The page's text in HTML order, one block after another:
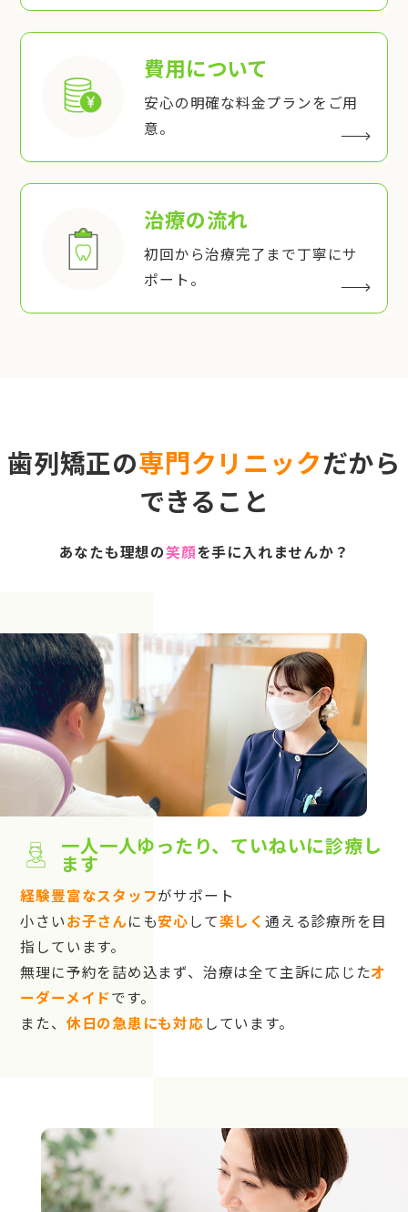
費用について
安心の明確な料金プランをご用
意。
治療の流れ
初回から治療完了まで丁寧にサ
ポート。
歯列矯正の専門クリニックだから
できること
あなたも理想の笑顔を手に入れませんか？
一人一人ゆったり、ていねいに診療し
ます
経験豊富なスタッフがサポート
小さいお子さんにも安心して楽しく 通える診療所を目
指しています。
無理に予約を詰め込まず、治療は全て主訴に応じたオ
ーダーメイドです。
また、 休日の急患にも対応しています。